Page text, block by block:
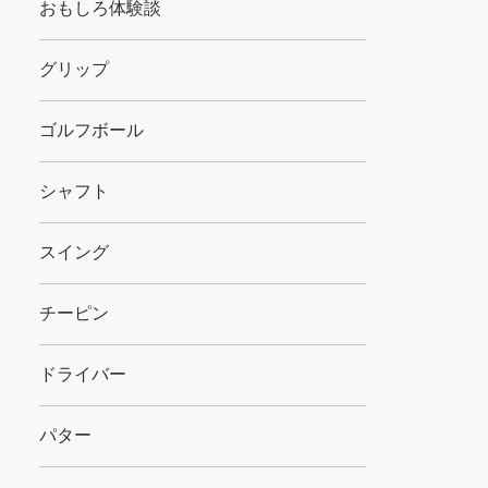
おもしろ体験談
グリップ
ゴルフボール
シャフト
スイング
チーピン
ドライバー
パター